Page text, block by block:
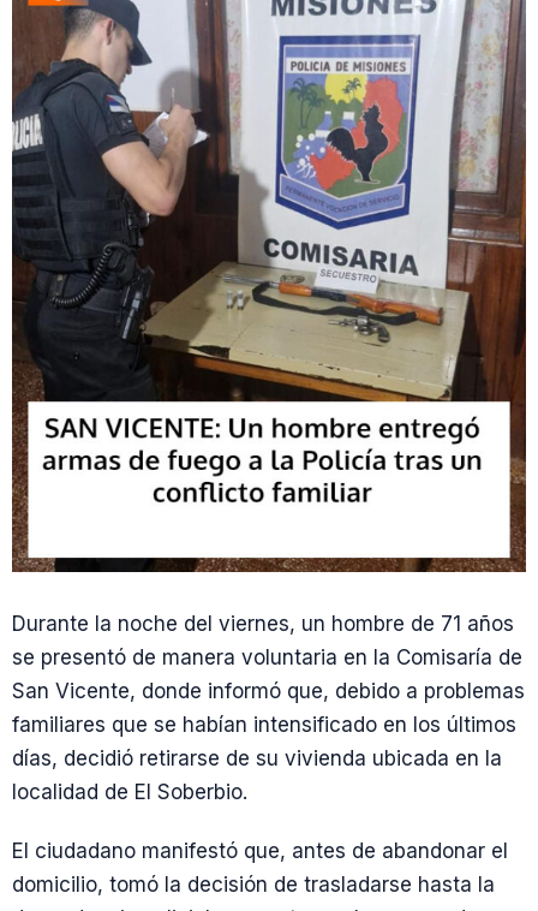
Durante la noche del viernes, un hombre de 71 años
se presentó de manera voluntaria en la Comisaría de
San Vicente, donde informó que, debido a problemas
familiares que se habían intensificado en los últimos
días, decidió retirarse de su vivienda ubicada en la
localidad de El Soberbio.
El ciudadano manifestó que, antes de abandonar el
domicilio, tomó la decisión de trasladarse hasta la